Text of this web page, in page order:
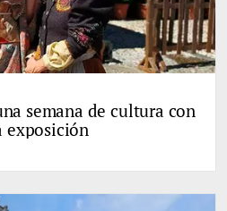
semana de cultura con
exposición